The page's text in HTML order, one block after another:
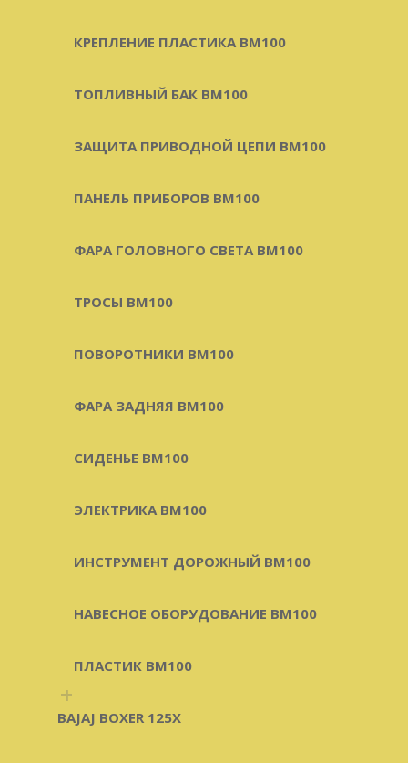
КРЕПЛЕНИЕ ПЛАСТИКА BM100
ТОПЛИВНЫЙ БАК BM100
ЗАЩИТА ПРИВОДНОЙ ЦЕПИ BM100
ПАНЕЛЬ ПРИБОРОВ BM100
ФАРА ГОЛОВНОГО СВЕТА BM100
ТРОСЫ BM100
ПОВОРОТНИКИ BM100
ФАРА ЗАДНЯЯ BM100
СИДЕНЬЕ BM100
ЭЛЕКТРИКА BM100
ИНСТРУМЕНТ ДОРОЖНЫЙ BM100
НАВЕСНОЕ ОБОРУДОВАНИЕ BM100
ПЛАСТИК BM100
+
BAJAJ BOXER 125X